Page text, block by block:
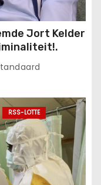
Jort Kelder
RSS-LOTTE